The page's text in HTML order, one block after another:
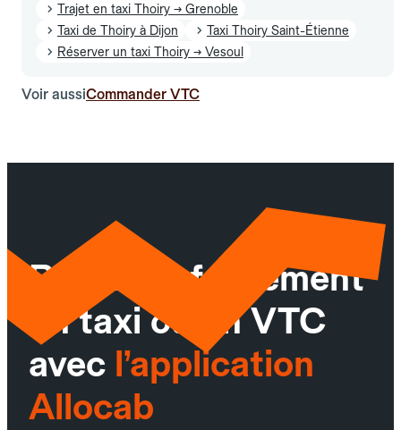
Trajet en taxi Thoiry → Grenoble
Taxi de Thoiry à Dijon
Taxi Thoiry Saint-Étienne
Réserver un taxi Thoiry → Vesoul
Voir aussiCommander VTC
Réservez facilement
un taxi ou un VTC
avec l’application
Allocab